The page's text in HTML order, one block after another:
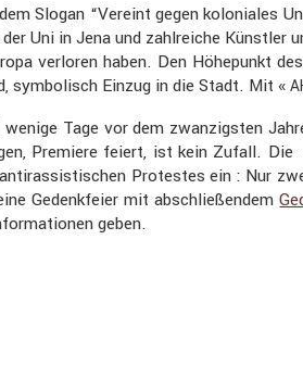
Slogan “Vereint gegen koloniales
Uni in Jena und zahlreiche
verloren haben. Den Höhepunkt
symbo­lisch Einzug in die Stadt. Mit «
Tage vor dem zwanzigsten
Premiere feiert, ist kein Zufall.
Protestes ein : Nur
Gedenk­feier mit abschlie­ßendem
geben.